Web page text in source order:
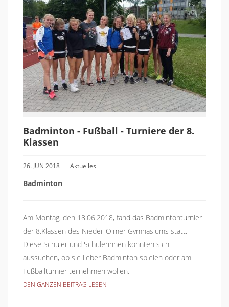
Badminton - Fußball - Turniere der 8.
Klassen
26. JUN 2018 Aktuelles
Badminton
Am Montag, den 18.06.2018, fand das Badmintonturnier
der 8.Klassen des Nieder-Olmer Gymnasiums statt.
Diese Schüler und Schülerinnen konnten sich
aussuchen, ob sie lieber Badminton spielen oder am
Fußballturnier teilnehmen wollen.
DEN GANZEN BEITRAG LESEN